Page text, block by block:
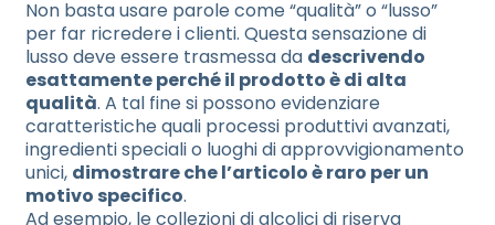
Non basta usare parole come “qualità” o “lusso”
per far ricredere i clienti. Questa sensazione di
lusso deve essere trasmessa da descrivendo
esattamente perché il prodotto è di alta
qualità. A tal fine si possono evidenziare
caratteristiche quali processi produttivi avanzati,
ingredienti speciali o luoghi di approvvigionamento
unici, dimostrare che l’articolo è raro per un
motivo specifico.
Ad esempio, le collezioni di alcolici di riserva